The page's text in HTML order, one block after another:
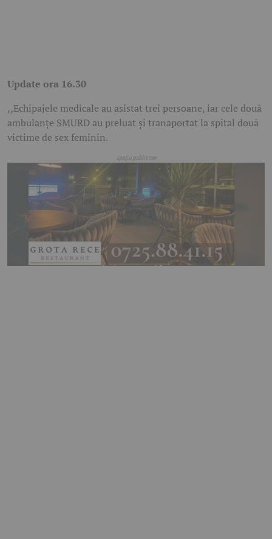
Update ora 16.30
,,Echipajele medicale au asistat trei persoane, iar cele două
ambulanțe SMURD au preluat și tranaportat la spital două
victime de sex feminin.